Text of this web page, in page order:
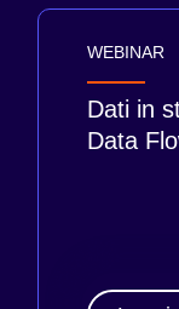
WEBINAR
Dati in
Data